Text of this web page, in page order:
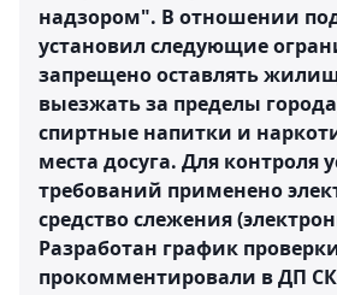
надзором". В отношении
установил следующие
запрещено оставлять
выезжать за пределы
спиртные напитки и
места досуга. Для контроля
требований применено
средство слежения
Разработан график
прокомментировали в ДП